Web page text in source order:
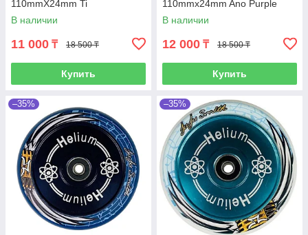
110mmX24mm Ti
В наличии
11 000 ₸ 18 500 ₸
Купить
110mmx24mm Ano Purple
В наличии
12 000 ₸ 18 500 ₸
Купить
–35% –35%